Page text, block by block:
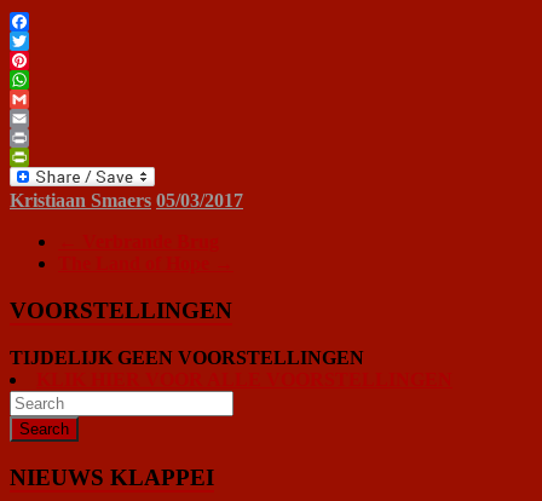
Facebook
Twitter
Pinterest
WhatsApp
Gmail
Email
Print
PrintFriendly
Kristiaan Smaers 05/03/2017
VOORSTELLINGEN
TIJDELIJK GEEN VOORSTELLINGEN
NIEUWS KLAPPEI